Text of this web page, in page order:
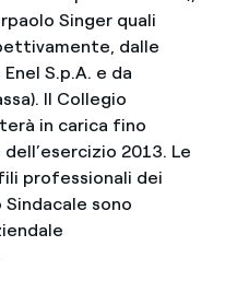
Singer quali
dalle
S.p.A. e da
Il Collegio
in carica fino
2013. Le
professionali dei
sono